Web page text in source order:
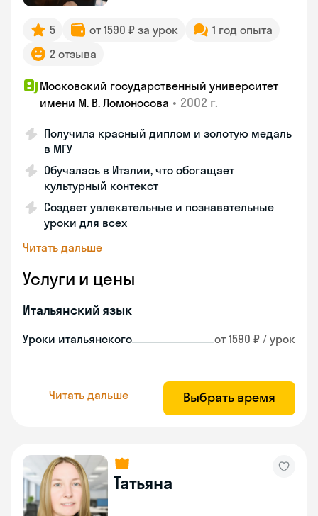
5 от 1590 ₽ за урок
1 год опыта
2 отзыва
Московский государственный университет
имени М. В. Ломоносова • 2002 г.
Получила красный диплом и золотую медаль
в МГУ
Обучалась в Италии, что обогащает
культурный контекст
Создает увлекательные и познавательные
уроки для всех
Читать дальше
Услуги и цены
Итальянский язык
Уроки итальянского от 1590 ₽ / урок
Читать дальше Выбрать время
Татьяна